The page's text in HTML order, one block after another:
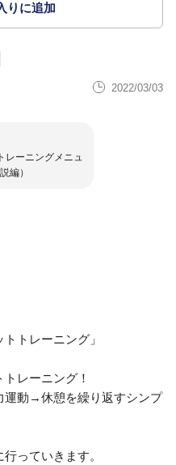
りに追加
2022/03/03
レーニングメニュ
編）
トレーニング」
レーニング！
運動→休憩を繰り返すシンプ
っていきます。